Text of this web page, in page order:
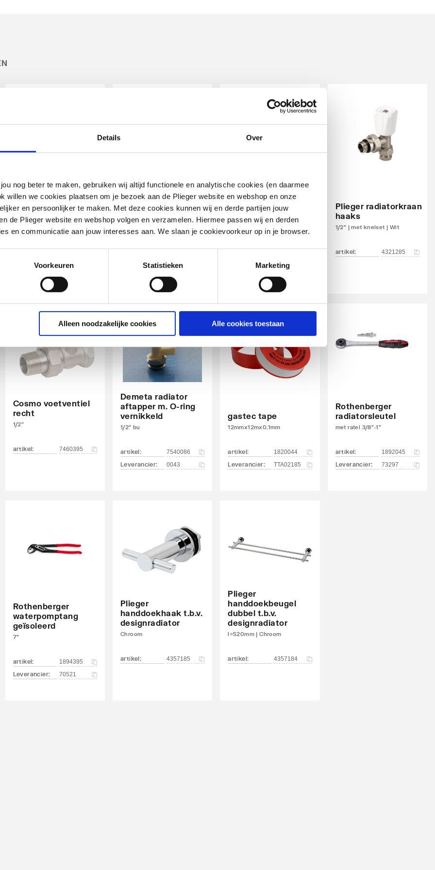
Details Over
nog beter te maken, gebruiken wij altijd functionele en analytische cookies (en daarmee
willen we cookies plaatsen om je bezoek aan de Plieger website en webshop en onze
en persoonlijker te maken. Met deze cookies kunnen wij en derde partijen jouw
de Plieger website en webshop volgen en verzamelen. Hiermee passen wij en derden
en communicatie aan jouw interesses aan. We slaan je cookievoorkeur op in je browser.
Voorkeuren Statistieken Marketing
Alleen noodzakelijke cookies Alle cookies toestaan
thermostaatkop
design m.
ingebouwde voeler m.
energielabel A (TELL)
M30x1.5 | Chroom
thermostatische
radiatorventiel
instelbaar dubbel
rechts
thermostatische
radiatorventiel
instelbaar dubbel
links
1/2"
Plieger radiatorkraan
haaks
1/2" | met knelset | Wit
artikel: 4321285
Cosmo voetventiel
recht
1/2"
artikel: 7460395
Demeta radiator
aftapper m. O-ring
vernikkeld
1/2" bu
artikel: 7540086
Leverancier: 0043
gastec tape
12mmx12mx0.1mm
artikel: 1820044
Leverancier: TTA02185
Rothenberger
radiatorsleutel
met ratel 3/8"-1"
artikel: 1892045
Leverancier: 73297
Rothenberger
waterpomptang
geïsoleerd
7"
artikel: 1894395
Leverancier: 70521
Plieger
handdoekhaak t.b.v.
designradiator
Chroom
artikel: 4357185
Plieger
handdoekbeugel
dubbel t.b.v.
designradiator
l=520mm | Chroom
artikel: 4357184